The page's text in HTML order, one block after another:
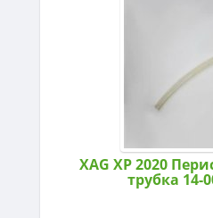
XAG XP 2020
трубка 14-